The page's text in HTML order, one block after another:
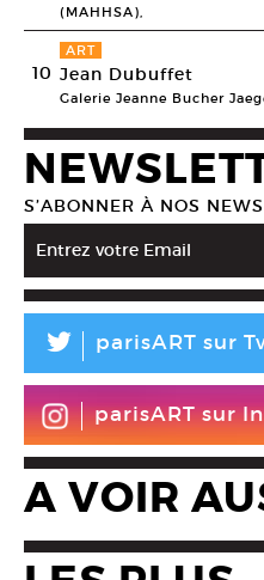
(MAHHSA),
10
ART
Jean Dubuffet
Galerie Jeanne Bucher
S’ABONNER À NOS
L parisART sur
parisART sur
A VOIR